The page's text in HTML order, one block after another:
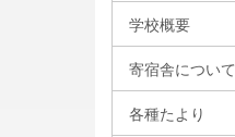
学校概要
寄宿舎について
各種たより